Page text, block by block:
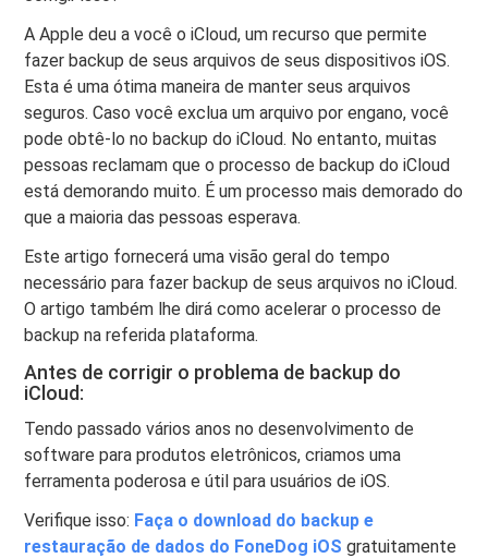
A Apple deu a você o iCloud, um recurso que permite
fazer backup de seus arquivos de seus dispositivos iOS.
Esta é uma ótima maneira de manter seus arquivos
seguros. Caso você exclua um arquivo por engano, você
pode obtê-lo no backup do iCloud. No entanto, muitas
pessoas reclamam que o processo de backup do iCloud
está demorando muito. É um processo mais demorado do
que a maioria das pessoas esperava.
Este artigo fornecerá uma visão geral do tempo
necessário para fazer backup de seus arquivos no iCloud.
O artigo também lhe dirá como acelerar o processo de
backup na referida plataforma.
Antes de corrigir o problema de backup do
iCloud:
Tendo passado vários anos no desenvolvimento de
software para produtos eletrônicos, criamos uma
ferramenta poderosa e útil para usuários de iOS.
Verifique isso: Faça o download do backup e
restauração de dados do FoneDog iOS gratuitamente